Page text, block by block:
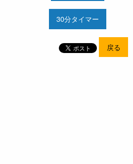
30分タイマー
戻る